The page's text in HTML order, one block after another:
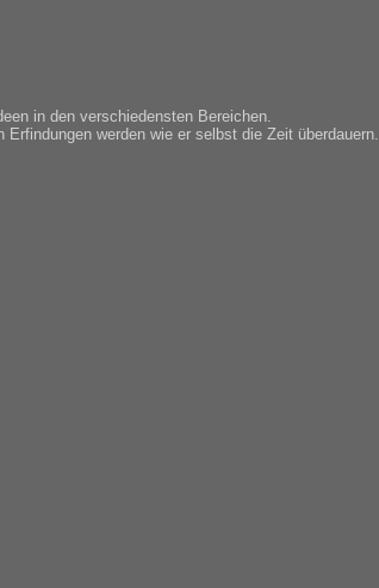
in den verschiedensten Bereichen.
werden wie er selbst die Zeit überdauern.